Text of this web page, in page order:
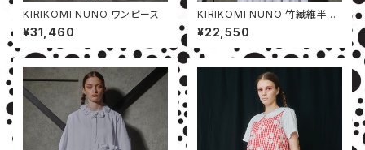
KIRIKOMI NUNO ワンピース
¥31,460
KIRIKOMI NUNO 竹繊維半袖
シャツ
¥22,550